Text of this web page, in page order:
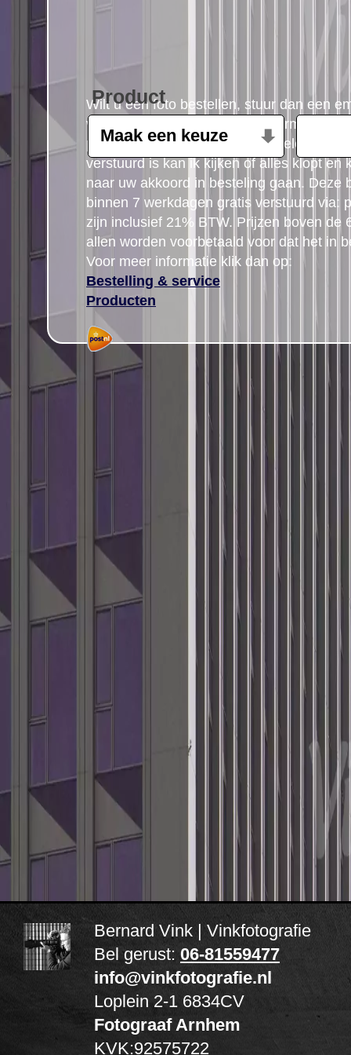
Wilt u een foto bestellen, stuur dan een
volgende gegevens: Product, formaat,
postcode gegegevens plus uw telefoon
verstuurd is kan ik kijken of alles klopt en
naar uw akkoord in besteling gaan. Deze
binnen 7 werkdagen gratis verstuurd via:
zijn inclusief 21% BTW. Prijzen boven de
allen worden voorbetaald voor dat het in
Voor meer informatie klik dan op:
Bestelling & service
Producten
Product
Bernard Vink | Vinkfotografie
Bel gerust: 06-81559477
info@vinkfotografie.nl
Loplein 2-1 6834CV
Fotograaf Arnhem
KVK:92575722